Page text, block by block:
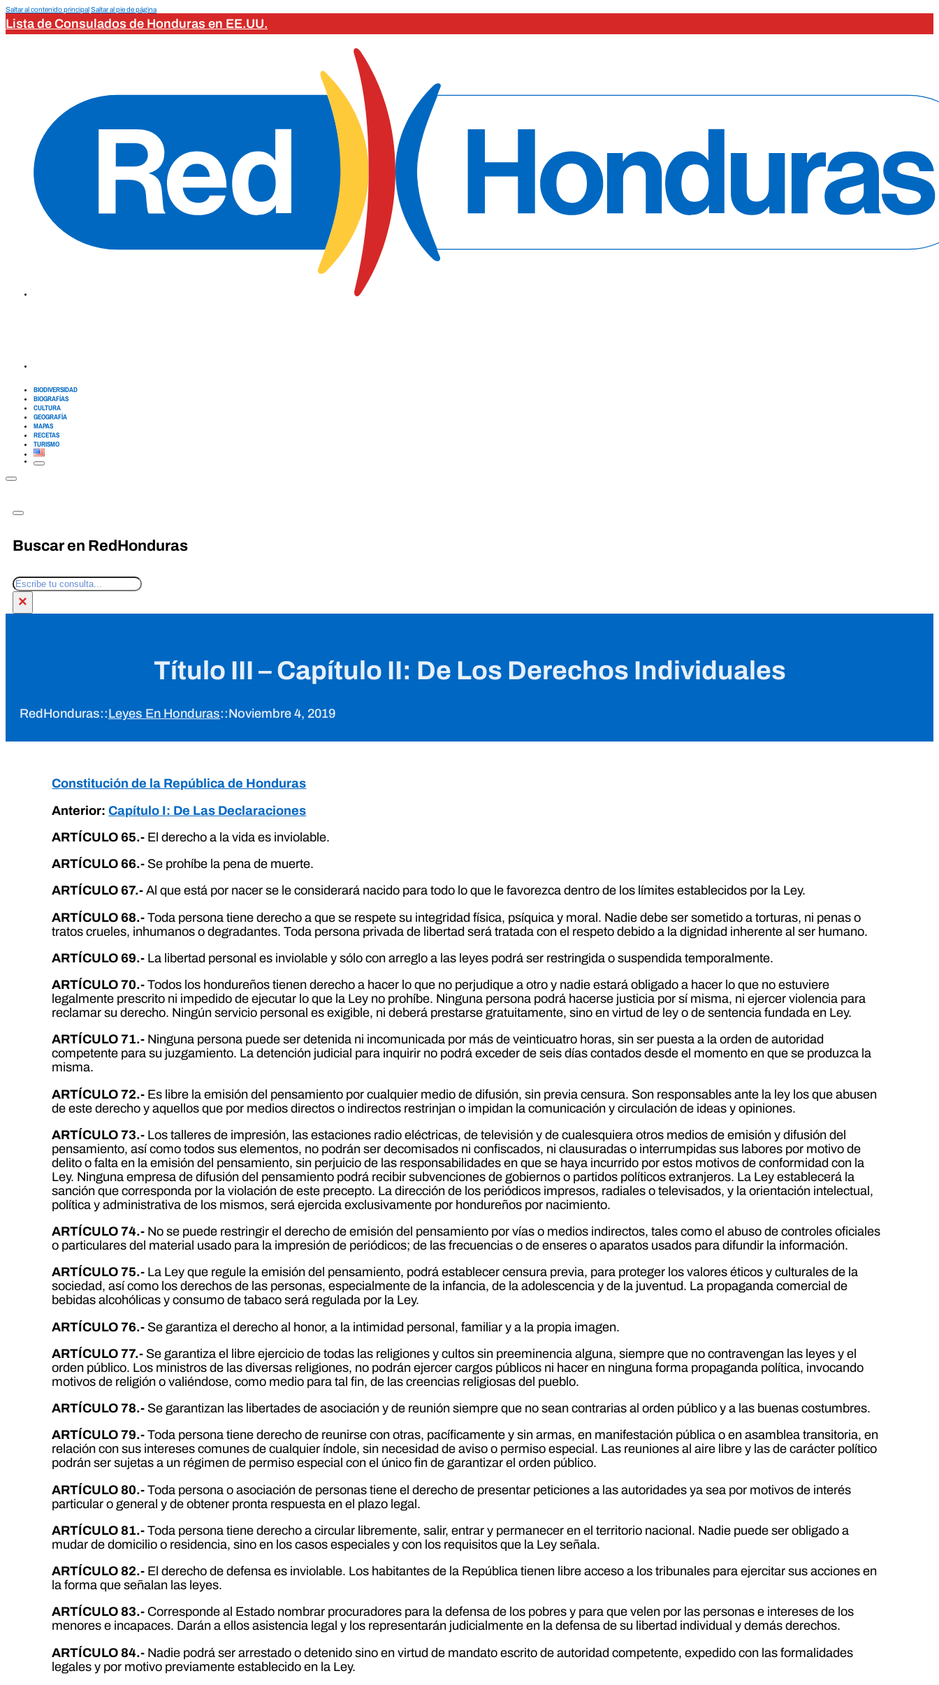
Saltar al contenido principalSaltar al pie de página
Lista de Consulados de Honduras en EE.UU.
BIODIVERSIDAD
BIOGRAFÍAS
CULTURA
GEOGRAFÍA
MAPAS
RECETAS
TURISMO
Buscar en RedHonduras
Buscar
×
Título III – Capítulo II: De Los Derechos Individuales
RedHonduras::Leyes En Honduras::Noviembre 4, 2019
Constitución de la República de Honduras
Anterior:Capítulo I: De Las Declaraciones
ARTÍCULO 65.- El derecho a la vida es inviolable.
ARTÍCULO 66.- Se prohíbe la pena de muerte.
ARTÍCULO 67.- Al que está por nacer se le considerará nacido para todo lo que le favorezca dentro de los límites establecidos por la Ley.
ARTÍCULO 68.-Toda persona tiene derecho a que se respete su integridad física, psíquica y moral. Nadie debe ser sometido a torturas, ni penas o
tratos crueles, inhumanos o degradantes. Toda persona privada de libertad será tratada con el respeto debido a la dignidad inherente al ser humano.
ARTÍCULO 69.- La libertad personal es inviolable y sólo con arreglo a las leyes podrá ser restringida o suspendida temporalmente.
ARTÍCULO 70.- Todos los hondureños tienen derecho a hacer lo que no perjudique a otro y nadie estará obligado a hacer lo que no estuviere
legalmente prescrito ni impedido de ejecutar lo que la Ley no prohíbe. Ninguna persona podrá hacerse justicia por sí misma, ni ejercer violencia para
reclamar su derecho. Ningún servicio personal es exigible, ni deberá prestarse gratuitamente, sino en virtud de ley o de sentencia fundada en Ley.
ARTÍCULO 71.- Ninguna persona puede ser detenida ni incomunicada por más de veinticuatro horas, sin ser puesta a la orden de autoridad
competente para su juzgamiento. La detención judicial para inquirir no podrá exceder de seis días contados desde el momento en que se produzca la
misma.
ARTÍCULO 72.- Es libre la emisión del pensamiento por cualquier medio de difusión, sin previa censura. Son responsables ante la ley los que abusen
de este derecho y aquellos que por medios directos o indirectos restrinjan o impidan la comunicación y circulación de ideas y opiniones.
ARTÍCULO 73.- Los talleres de impresión, las estaciones radio eléctricas, de televisión y de cualesquiera otros medios de emisión y difusión del
pensamiento, así como todos sus elementos, no podrán ser decomisados ni confiscados, ni clausuradas o interrumpidas sus labores por motivo de
delito o falta en la emisión del pensamiento, sin perjuicio de las responsabilidades en que se haya incurrido por estos motivos de conformidad con la
Ley. Ninguna empresa de difusión del pensamiento podrá recibir subvenciones de gobiernos o partidos políticos extranjeros. La Ley establecerá la
sanción que corresponda por la violación de este precepto. La dirección de los periódicos impresos, radiales o televisados, y la orientación intelectual,
política y administrativa de los mismos, será ejercida exclusivamente por hondureños por nacimiento.
ARTÍCULO 74.- No se puede restringir el derecho de emisión del pensamiento por vías o medios indirectos, tales como el abuso de controles oficiales
o particulares del material usado para la impresión de periódicos; de las frecuencias o de enseres o aparatos usados para difundir la información.
ARTÍCULO 75.- La Ley que regule la emisión del pensamiento, podrá establecer censura previa, para proteger los valores éticos y culturales de la
sociedad, así como los derechos de las personas, especialmente de la infancia, de la adolescencia y de la juventud. La propaganda comercial de
bebidas alcohólicas y consumo de tabaco será regulada por la Ley.
ARTÍCULO 76.- Se garantiza el derecho al honor, a la intimidad personal, familiar y a la propia imagen.
ARTÍCULO 77.- Se garantiza el libre ejercicio de todas las religiones y cultos sin preeminencia alguna, siempre que no contravengan las leyes y el
orden público. Los ministros de las diversas religiones, no podrán ejercer cargos públicos ni hacer en ninguna forma propaganda política, invocando
motivos de religión o valiéndose, como medio para tal fin, de las creencias religiosas del pueblo.
ARTÍCULO 78.- Se garantizan las libertades de asociación y de reunión siempre que no sean contrarias al orden público y a las buenas costumbres.
ARTÍCULO 79.- Toda persona tiene derecho de reunirse con otras, pacíficamente y sin armas, en manifestación pública o en asamblea transitoria, en
relación con sus intereses comunes de cualquier índole, sin necesidad de aviso o permiso especial. Las reuniones al aire libre y las de carácter político
podrán ser sujetas a un régimen de permiso especial con el único fin de garantizar el orden público.
ARTÍCULO 80.- Toda persona o asociación de personas tiene el derecho de presentar peticiones a las autoridades ya sea por motivos de interés
particular o general y de obtener pronta respuesta en el plazo legal.
ARTÍCULO 81.-Toda persona tiene derecho a circular libremente, salir, entrar y permanecer en el territorio nacional. Nadie puede ser obligado a
mudar de domicilio o residencia, sino en los casos especiales y con los requisitos que la Ley señala.
ARTÍCULO 82.- El derecho de defensa es inviolable. Los habitantes de la República tienen libre acceso a los tribunales para ejercitar sus acciones en
la forma que señalan las leyes.
ARTÍCULO 83.- Corresponde al Estado nombrar procuradores para la defensa de los pobres y para que velen por las personas e intereses de los
menores e incapaces. Darán a ellos asistencia legal y los representarán judicialmente en la defensa de su libertad individual y demás derechos.
ARTÍCULO 84.- Nadie podrá ser arrestado o detenido sino en virtud de mandato escrito de autoridad competente, expedido con las formalidades
legales y por motivo previamente establecido en la Ley.